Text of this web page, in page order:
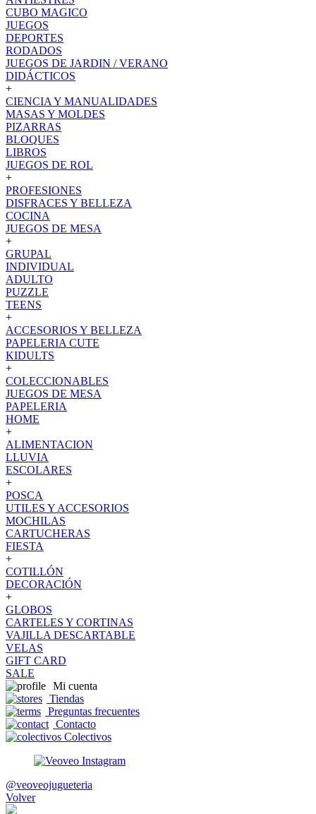
CUBO MAGICO
JUEGOS
DEPORTES
RODADOS
JUEGOS DE JARDIN / VERANO
DIDÁCTICOS
+
CIENCIA Y MANUALIDADES
MASAS Y MOLDES
PIZARRAS
BLOQUES
LIBROS
JUEGOS DE ROL
+
PROFESIONES
DISFRACES Y BELLEZA
COCINA
JUEGOS DE MESA
+
GRUPAL
INDIVIDUAL
ADULTO
PUZZLE
TEENS
+
ACCESORIOS Y BELLEZA
PAPELERIA CUTE
KIDULTS
+
COLECCIONABLES
JUEGOS DE MESA
PAPELERIA
HOME
+
ALIMENTACION
LLUVIA
ESCOLARES
+
POSCA
UTILES Y ACCESORIOS
MOCHILAS
CARTUCHERAS
FIESTA
+
COTILLÓN
DECORACIÓN
+
GLOBOS
CARTELES Y CORTINAS
VAJILLA DESCARTABLE
VELAS
GIFT CARD
SALE
Mi cuenta
Tiendas
Preguntas frecuentes
Contacto
Colectivos
@veoveojugueteria
Volver